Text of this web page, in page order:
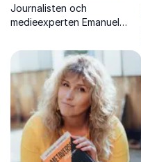
Journalisten och
medieexperten Emanuel
sociala medier, digitalisering
och hur medielandskapet
förändrar vårt samhälle